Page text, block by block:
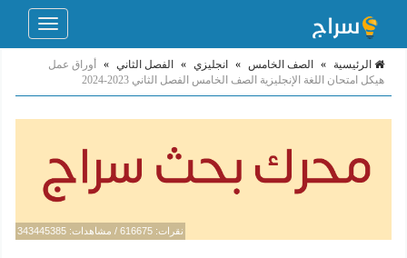
Toggle
الرئيسية » الصف الخامس » انجليزي » الفصل الثاني »
أوراق عمل
هيكل امتحان اللغة الإنجليزية الصف الخامس الفصل الثاني 2023-2024
نقرات: 616675 / مشاهدات: 343445385